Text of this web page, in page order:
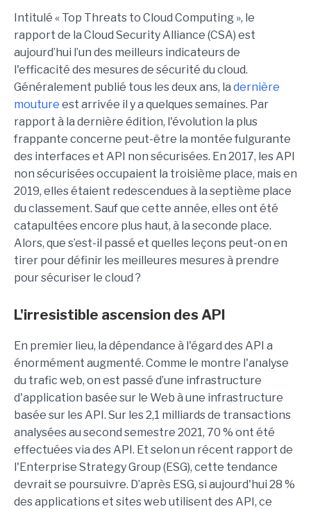
Intitulé « Top Threats to Cloud Computing », le
rapport de la Cloud Security Alliance (CSA) est
aujourd’hui l’un des meilleurs indicateurs de
l'efficacité des mesures de sécurité du cloud.
Généralement publié tous les deux ans, la dernière
mouture est arrivée il y a quelques semaines. Par
rapport à la dernière édition, l'évolution la plus
frappante concerne peut-être la montée fulgurante
des interfaces et API non sécurisées. En 2017, les API
non sécurisées occupaient la troisième place, mais en
2019, elles étaient redescendues à la septième place
du classement. Sauf que cette année, elles ont été
catapultées encore plus haut, à la seconde place.
Alors, que s’est-il passé et quelles leçons peut-on en
tirer pour définir les meilleures mesures à prendre
pour sécuriser le cloud ?
L'irresistible ascension des API
En premier lieu, la dépendance à l'égard des API a
énormément augmenté. Comme le montre l'analyse
du trafic web, on est passé d’une infrastructure
d'application basée sur le Web à une infrastructure
basée sur les API. Sur les 2,1 milliards de transactions
analysées au second semestre 2021, 70 % ont été
effectuées via des API. Et selon un récent rapport de
l'Enterprise Strategy Group (ESG), cette tendance
devrait se poursuivre. D’après ESG, si aujourd'hui 28 %
des applications et sites web utilisent des API, ce